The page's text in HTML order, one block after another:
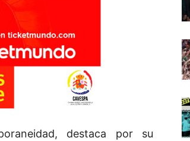
destaca por su